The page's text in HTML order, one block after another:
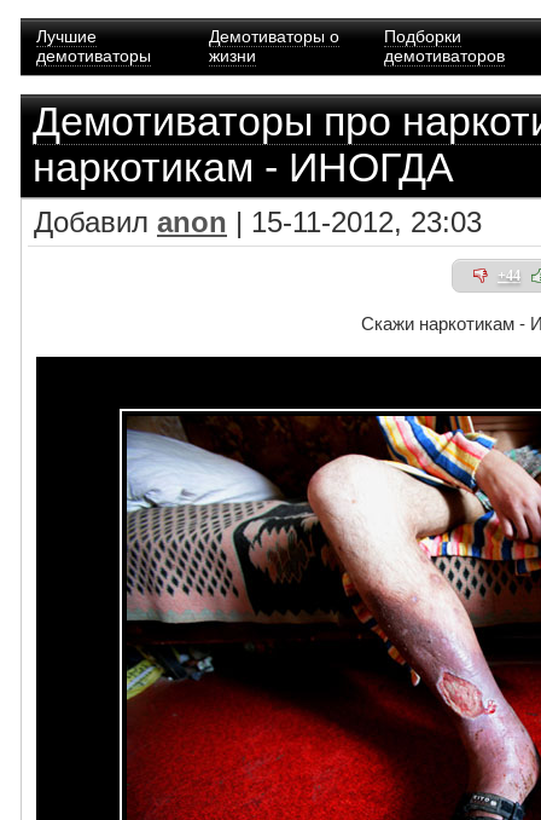
Лучшие
демотиваторы
Демотиваторы о
жизни
Подборки
демотиваторов
Демотиваторы про
наркотикам - ИНОГДА
Добавил anon | 15-11-2012, 23:03
+44
Скажи наркотикам -